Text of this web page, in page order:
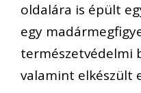
oldalára is épült
egy
természetvédelmi
valamint elkészült